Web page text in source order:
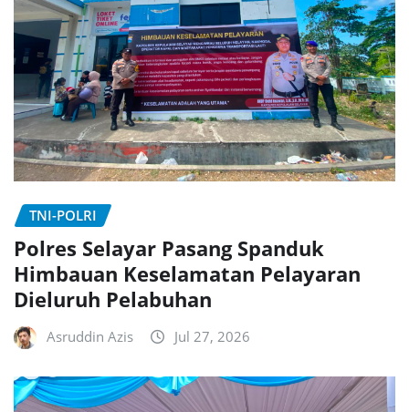
TNI-POLRI
Polres Selayar Pasang Spanduk
Himbauan Keselamatan Pelayaran
Dieluruh Pelabuhan
Asruddin Azis Jul 27, 2026